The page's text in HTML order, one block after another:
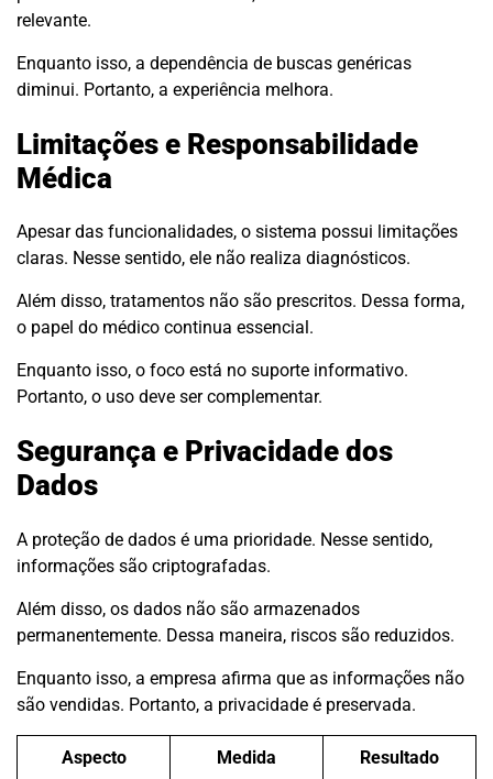
relevante.
Enquanto isso, a dependência de buscas genéricas
diminui. Portanto, a experiência melhora.
Limitações e Responsabilidade
Médica
Apesar das funcionalidades, o sistema possui limitações
claras. Nesse sentido, ele não realiza diagnósticos.
Além disso, tratamentos não são prescritos. Dessa forma,
o papel do médico continua essencial.
Enquanto isso, o foco está no suporte informativo.
Portanto, o uso deve ser complementar.
Segurança e Privacidade dos
Dados
A proteção de dados é uma prioridade. Nesse sentido,
informações são criptografadas.
Além disso, os dados não são armazenados
permanentemente. Dessa maneira, riscos são reduzidos.
Enquanto isso, a empresa afirma que as informações não
são vendidas. Portanto, a privacidade é preservada.
Aspecto Medida Resultado